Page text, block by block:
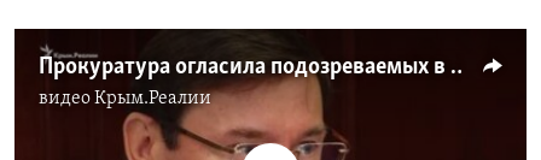
Прокуратура огласила подозреваемых в деле о геноциде крымских татар: это не только про Сталина (видео)
видеоКрым.Реалии